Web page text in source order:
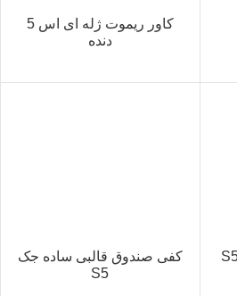
کاور ریموت ژله ای اس 5
دنده
کفی صندوق قالبی ساده جک
S5